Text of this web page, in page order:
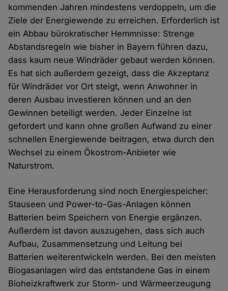
kommenden Jahren mindestens verdoppeln, um die
Ziele der Energiewende zu erreichen. Erforderlich ist
ein Abbau bürokratischer Hemmnisse: Strenge
Abstandsregeln wie bisher in Bayern führen dazu,
dass kaum neue Windräder gebaut werden können.
Es hat sich außerdem gezeigt, dass die Akzeptanz
für Windräder vor Ort steigt, wenn Anwohner in
deren Ausbau investieren können und an den
Gewinnen beteiligt werden. Jeder Einzelne ist
gefordert und kann ohne großen Aufwand zu einer
schnellen Energiewende beitragen, etwa durch den
Wechsel zu einem Ökostrom-Anbieter wie
Naturstrom.
Eine Herausforderung sind noch Energiespeicher:
Stauseen und Power-to-Gas-Anlagen können
Batterien beim Speichern von Energie ergänzen.
Außerdem ist davon auszugehen, dass sich auch
Aufbau, Zusammensetzung und Leitung bei
Batterien weiterentwickeln werden. Bei den meisten
Biogasanlagen wird das entstandene Gas in einem
Bioheizkraftwerk zur Storm- und Wärmeerzeugung